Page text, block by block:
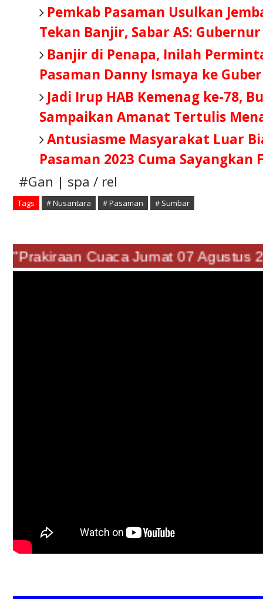
Pemkab Pasaman Usulkan
Tekan Banjir, Sabar AS:
Banjir di Penapa, Inilah
Pasaman Danny Ismaya ke
Jadi Irup HAB Kemenag ke-78,
Sampaikan Amanat Tertulis
Antusiasme Masyarakat Luar
Pasaman 2023 Cuma Sayangkan
#Gan | spa / rel
Tags # Nusantara # Pasaman # Sumbar
"Prakiraan Cuaca Jumat 07